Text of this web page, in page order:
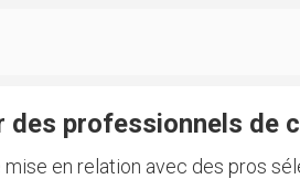
des professionnels de
mise en relation avec des pros